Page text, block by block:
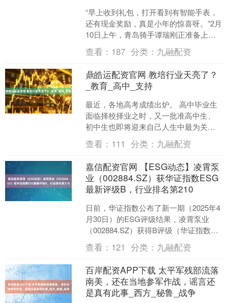
“早上收到礼包，打开看到有智能手表，
还有现金奖励，真是小年的惊喜呀。”2月
10日上午，青岛骑手谭瑞刚正准备上线
跑单，就收到了平台推送的“2026年感谢
信”以及一....
查看： 187 分类： 九融配资
鼎皓运配资官网 教培行业天亮了？
_教育_高中_支持
最近，各地高考成绩出炉。 高中毕业生
面临择校择业之时，又一批准高中生、
初中生也即将迎来自己人生中最为关键
的暑假。 在这个漫长的暑假里，不论是
小升初、初升高衔接班....
查看： 111 分类： 九融配资
嘉信配资官网 【ESG动态】凌霄泵
业（002884.SZ）获华证指数ESG
最新评级B，行业排名第210
日前，华证指数公布了新一期（2025年4
月30日）的ESG评级结果，凌霄泵业
（002884.SZ）获得B评级（华证指数评
级为C起至AAA九档，C为最低档，
AAA....
查看： 121 分类： 九融配资
百岸配资APP下载 太平军残部流落
南美，还在当地参军作战，谣言还
是真有此事_西方_秘鲁_战争